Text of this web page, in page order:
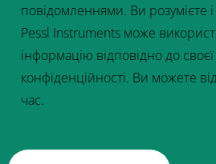
повідомленнями. Ви розумієте
Pessl Instruments може
інформацію відповідно до
конфіденційності. Ви можете
час.